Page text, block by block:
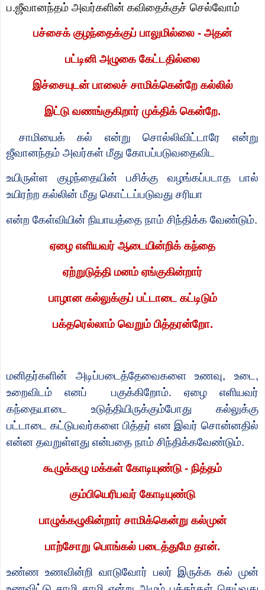
ப.ஜீவானந்தம் அவர்களின் கவிதைக்குச் செல்வோம்
பச்சைக் குழந்தைக்குப் பாலுமில்லை - அதன்
பட்டினி அழுகை கேட்டதில்லை
இச்சையுடன் பாலைச் சாமிக்கென்றே கல்லில்
இட்டு வணங்குகிறார் முக்திக் கென்றே.
சாமியைக் கல் என்று சொல்லிவிட்டாரே என்று
ஜீவானந்தம் அவர்கள் மீது கோபப்படுவதைவிட
உயிருள்ள குழந்தையின் பசிக்கு வழங்கப்படாத பால்
உயிரற்ற கல்லின் மீது கொட்டப்படுவது சரியா
என்ற கேள்வியின் நியாயத்தை நாம் சிந்திக்க வேண்டும்.
ஏழை எளியவர் ஆடையின்றிக் கந்தை
ஏற்றுடுத்தி மனம் ஏங்குகின்றார்
பாழான கல்லுக்குப் பட்டாடை கட்டிடும்
பக்தரெல்லாம் வெறும் பித்தரன்றோ.
மனிதர்களின் அடிப்படைத்தேவைகளை உணவு,உடை,
உறைவிடம் எனப்
பகுக்கிறோம். ஏழை எளியவர்
கந்தையாடை உடுத்தியிருக்கும்போது கல்லுக்கு
பட்டாடை கட்டுபவர்களை பித்தர் என இவர் சொன்னதில்
என்ன தவறுள்ளது என்பதை நாம் சிந்திக்கவேண்டும்.
கூழுக்கழு மக்கள் கோடியுண்டு - நித்தம்
கும்பியெரிபவர் கோடியுண்டு
பாழுக்கழுகின்றார் சாமிக்கென்று கல்முன்
பாற்சோறு பொங்கல் படைத்துமே தான்.
உண்ண உணவின்றி வாடுவோர் பலர் இருக்க கல் முன்